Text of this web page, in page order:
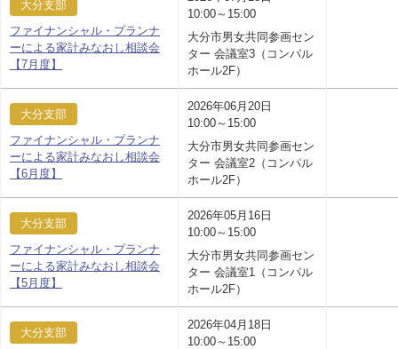
大分支部
ファイナンシャル・プランナ
ーによる家計みなおし相談会
【7月度】
10:00～15:00
大分市男女共同参画セン
ター 会議室3（コンパル
ホール2F）
大分支部
ファイナンシャル・プランナ
ーによる家計みなおし相談会
【6月度】
2026年06月20日
10:00～15:00
大分市男女共同参画セン
ター 会議室2（コンパル
ホール2F）
大分支部
ファイナンシャル・プランナ
ーによる家計みなおし相談会
【5月度】
2026年05月16日
10:00～15:00
大分市男女共同参画セン
ター 会議室1（コンパル
ホール2F）
大分支部
2026年04月18日
10:00～15:00